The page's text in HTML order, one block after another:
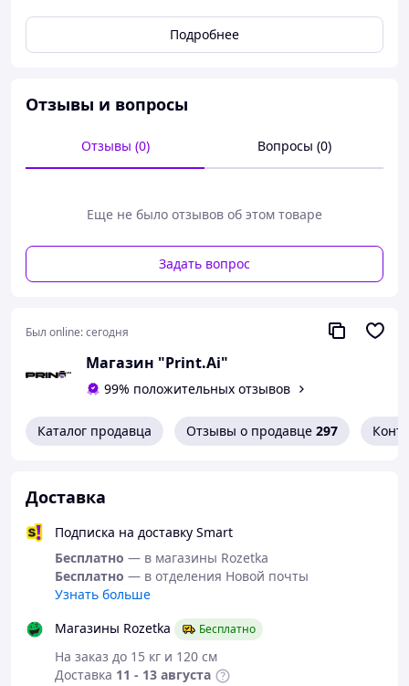
Мягкая трикотажная пижама из натурального хлопка
дизайн и качественные материалы – идеальный выбор
для спокойного отдыха ребенка.
Остались вопросы? Не смогли определиться с
консультация менеджера? Мы обязательно все
Подробнее
Отзывы и вопросы
Отзывы (0) Вопросы (0)
Еще не было отзывов об этом товаре
Задать вопрос
Был online:сегодня
Магазин "Print.Ai"
99% положительных отзывов
Каталог продавца Отзывы о продавце 297
Доставка
Подписка на доставку Smart
Бесплатно — в магазины Rozetka
Бесплатно — в отделения Новой почты
Узнать больше
Магазины Rozetka
Бесплатно
На заказ до 15 кг и 120 см
Доставка 11 - 13 августа